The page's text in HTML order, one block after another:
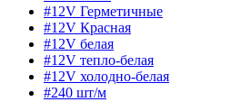
#12V Герметичные
#12V Красная
#12V белая
#12V тепло-белая
#12V холодно-белая
#240 шт/м